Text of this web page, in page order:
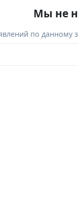
Мы не
по данному